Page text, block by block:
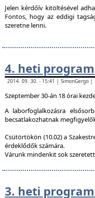
Jelen kérdőív kitöltésével
Fontos, hogy az eddigi
szeretne lenni.
4. heti program
2014. 09. 30. - 15:41 | SimonGergo
Szeptember 30-án 18 órai
A laborfoglalkozásra
becsatlakozhatnak
Csütörtökön (10.02) a
érdeklődők számára.
Várunk mindenkit sok
3. heti